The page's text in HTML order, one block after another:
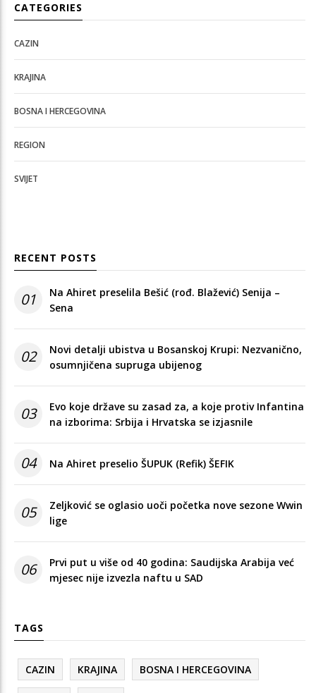
CATEGORIES
CAZIN
KRAJINA
BOSNA I HERCEGOVINA
REGION
SVIJET
RECENT POSTS
01
Na Ahiret preselila Bešić (rođ. Blažević) Senija –
Sena
02
Novi detalji ubistva u Bosanskoj Krupi: Nezvanično,
osumnjičena supruga ubijenog
03
Evo koje države su zasad za, a koje protiv Infantina
na izborima: Srbija i Hrvatska se izjasnile
04 Na Ahiret preselio ŠUPUK (Refik) ŠEFIK
05
Zeljković se oglasio uoči početka nove sezone Wwin
lige
06
Prvi put u više od 40 godina: Saudijska Arabija već
mjesec nije izvezla naftu u SAD
TAGS
CAZIN KRAJINA BOSNA I HERCEGOVINA